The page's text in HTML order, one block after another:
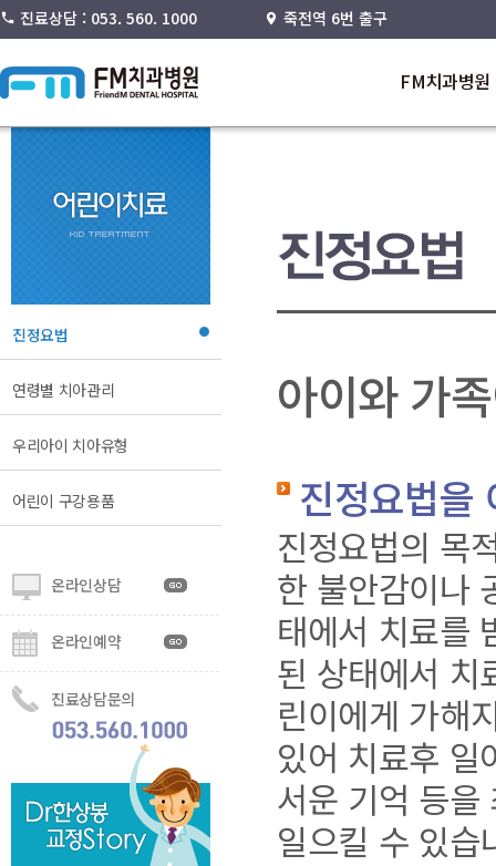
진료상담 : 053. 560. 1000 죽전역 6번 출구
FM치과병원
진정요법
연령별 치아관리
우리아이 치아유형
어린이 구강용품
온라인상담
온라인예약
진료상담문의
아이와 가
진정요법을
진정요법의 목
한 불안감이나
태에서 치료를
된 상태에서 치
린이에게 가해
있어 치료후 일
서운 기억 등을
일으킬 수 있습